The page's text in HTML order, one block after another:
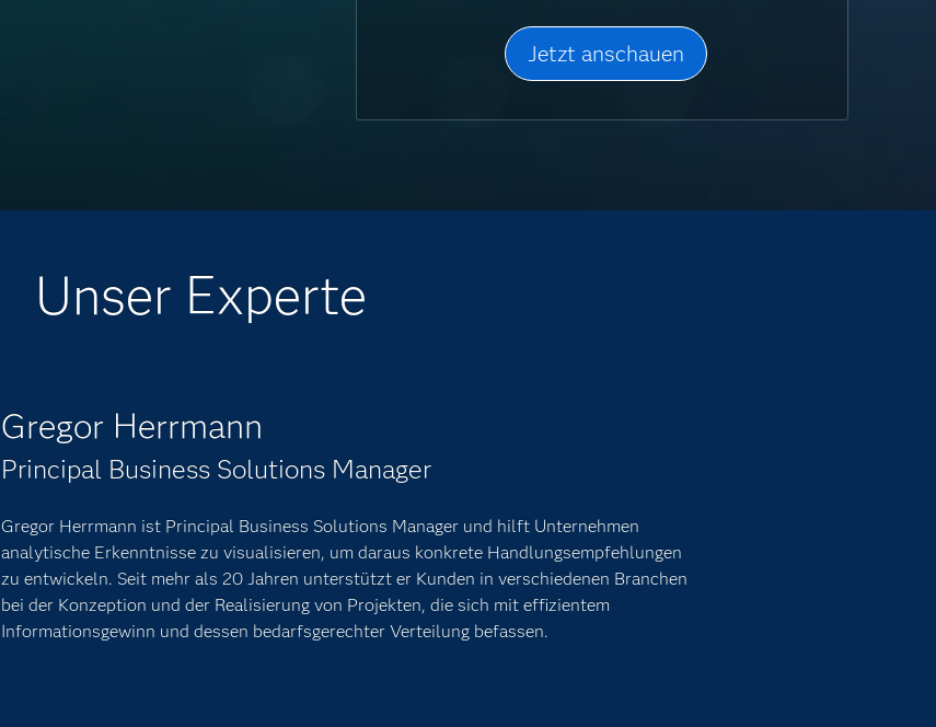
Unser Experte
Gregor Herrmann
Principal Business Solutions Manager
Gregor Herrmann ist Principal Business Solutions Manager und hilft Unternehmen
analytische Erkenntnisse zu visualisieren, um daraus konkrete Handlungsempfehlungen
zu entwickeln. Seit mehr als 20 Jahren unterstützt er Kunden in verschiedenen Branchen
bei der Konzeption und der Realisierung von Projekten, die sich mit effizientem
Informationsgewinn und dessen bedarfsgerechter Verteilung befassen.